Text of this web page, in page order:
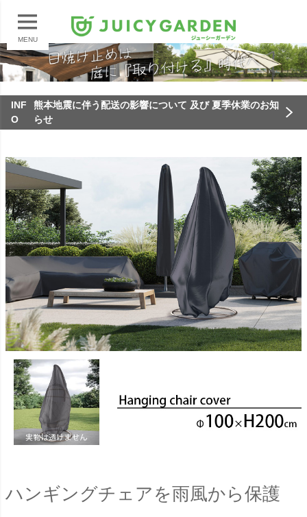
MENU
INF
O
熊本地震に伴う配送の影響について 及び 夏季休業のお知
らせ
ハンギングチェアを雨風から保護